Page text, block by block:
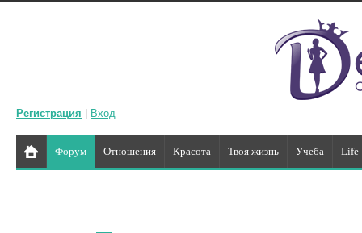
Регистрация Вход
Форум Отношения Красота Твоя жизнь Учеба